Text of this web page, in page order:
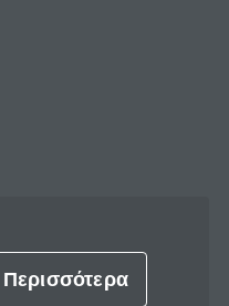
Περισσότερα